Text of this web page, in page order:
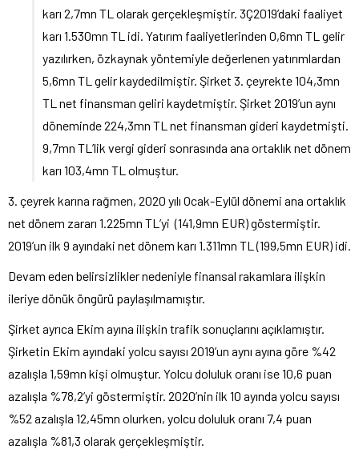
karı 2,7mn TL olarak gerçekleşmiştir. 3Ç2019’daki faaliyet
karı 1.530mn TL idi. Yatırım faaliyetlerinden 0,6mn TL gelir
yazılırken, özkaynak yöntemiyle değerlenen yatırımlardan
5,6mn TL gelir kaydedilmiştir. Şirket 3. çeyrekte 104,3mn
TL net finansman geliri kaydetmiştir. Şirket 2019’un aynı
döneminde 224,3mn TL net finansman gideri kaydetmişti.
9,7mn TL’lik vergi gideri sonrasında ana ortaklık net dönem
karı 103,4mn TL olmuştur.
3. çeyrek karına rağmen, 2020 yılı Ocak-Eylül dönemi ana ortaklık
net dönem zararı 1.225mn TL’yi (141,9mn EUR) göstermiştir.
2019’un ilk 9 ayındaki net dönem karı 1.311mn TL (199,5mn EUR) idi.
Devam eden belirsizlikler nedeniyle finansal rakamlara ilişkin
ileriye dönük öngürü paylaşılmamıştır.
Şirket ayrıca Ekim ayına ilişkin trafik sonuçlarını açıklamıştır.
Şirketin Ekim ayındaki yolcu sayısı 2019’un aynı ayına göre %42
azalışla 1,59mn kişi olmuştur. Yolcu doluluk oranı ise 10,6 puan
azalışla %78,2’yi göstermiştir. 2020’nin ilk 10 ayında yolcu sayısı
%52 azalışla 12,45mn olurken, yolcu doluluk oranı 7,4 puan
azalışla %81,3 olarak gerçekleşmiştir.